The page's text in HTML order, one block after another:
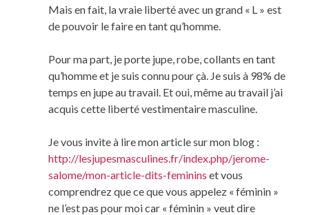
Mais en fait, la vraie liberté avec un grand « L » est
de pouvoir le faire en tant qu’homme.
Pour ma part, je porte jupe, robe, collants en tant
qu’homme et je suis connu pour çà. Je suis à 98% de
temps en jupe au travail. Et oui, même au travail j’ai
acquis cette liberté vestimentaire masculine.
Je vous invite à lire mon article sur mon blog :
http://lesjupesmasculines.fr/index.php/jerome-
salome/mon-article-dits-feminins et vous
comprendrez que ce que vous appelez « féminin »
ne l’est pas pour moi car « féminin » veut dire